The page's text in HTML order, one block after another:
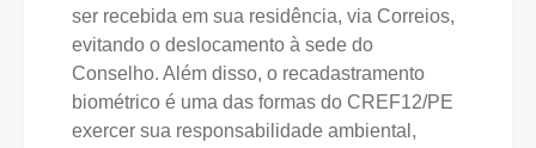
ser recebida em sua residência, via Correios,
evitando o deslocamento à sede do
Conselho. Além disso, o recadastramento
biométrico é uma das formas do CREF12/PE
exercer sua responsabilidade ambiental,